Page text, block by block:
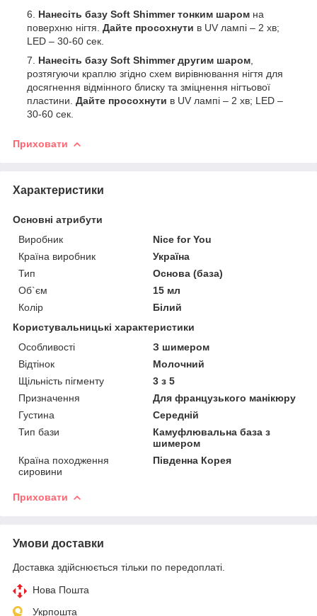
Нанесіть базу Soft Shimmer тонким шаром на
поверхню нігтя. Дайте просохнути в UV лампі – 2 хв;
LED – 30-60 сек.
Нанесіть базу Soft Shimmer другим шаром
розтягуючи краплю згідно схем вирівнювання нігтя для
досягнення відмінного блиску та зміцнення нігтьової
пластини. Дайте просохнути в UV лампі – 2 хв; LED –
30-60 сек.
Приховати
Характеристики
Основні атрибути
Виробник
Nice for You
Країна виробник
Україна
Тип
Основа (база)
Об`єм
15 мл
Колір
Білий
Користувальницькі характеристики
Особливості
З шимером
Відтінок
Молочний
Щільність пігменту
3 з 5
Призначення
Для французького манікюру
Густина
Середній
Тип бази
Камуфлювальна база з
шимером
Країна походження
сировини
Південна Корея
Приховати
Умови доставки
Доставка здійснюється тільки по передоплаті.
Нова Пошта
Укрпошта